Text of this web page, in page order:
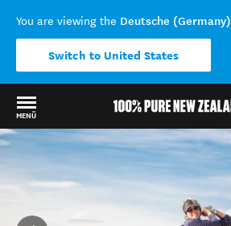
You are viewing the Deutsche (Germany)
Switch to United States
MENÜ
Back to my results